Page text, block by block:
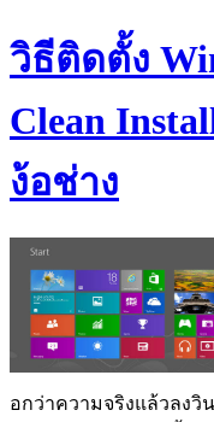
วิธีติดตั้ง
Clean
ง้อช่าง
อกว่าความจริงแล้วลงวิ